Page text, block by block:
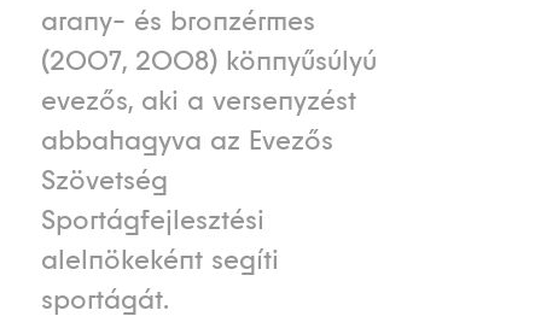
arany- és bronzérmes
(2007, 2008) könnyűsúlyú
evezős, aki a versenyzést
abbahagyva az Evezős
Szövetség
Sportágfejlesztési
alelnökeként segíti
sportágát.